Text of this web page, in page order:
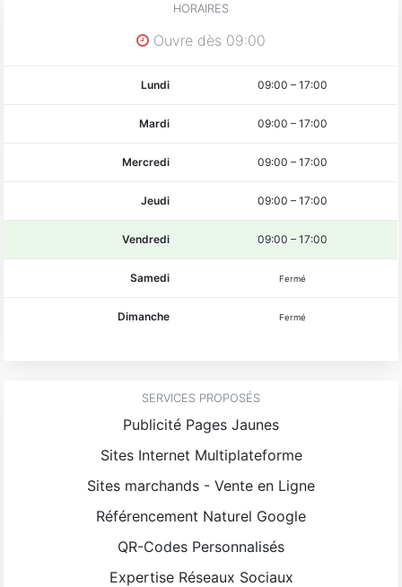
HORAIRES
Ouvre dès 09:00
Lundi 09:00 –17:00
Mardi 09:00 –17:00
Mercredi 09:00 –17:00
Jeudi 09:00 –17:00
Vendredi 09:00 –17:00
Samedi Fermé
Dimanche Fermé
SERVICES PROPOSÉS
Publicité Pages Jaunes
Sites Internet Multiplateforme
Sites marchands - Vente en Ligne
Référencement Naturel Google
QR-Codes Personnalisés
Expertise Réseaux Sociaux